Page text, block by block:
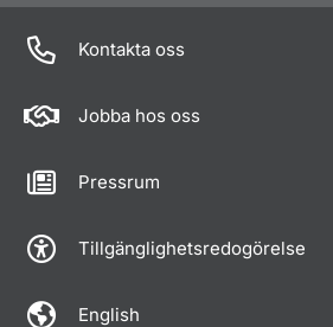
Om sidan
Kontakta oss
Jobba hos oss
Pressrum
Tillgänglighetsredogörelse
English